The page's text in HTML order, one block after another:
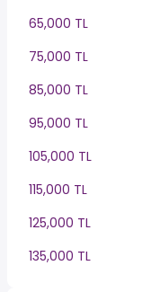
65,000 TL
75,000 TL
85,000 TL
95,000 TL
105,000 TL
115,000 TL
125,000 TL
135,000 TL